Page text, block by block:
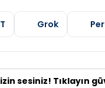
Grok
sesiniz! Tıklayın